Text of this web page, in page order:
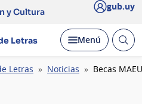
y Cultura gub.uy
Letras Desplegar
Menú Abrir
Letras Noticias Becas